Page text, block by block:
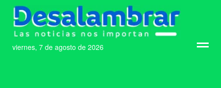
viernes, 7 de agosto de 2026